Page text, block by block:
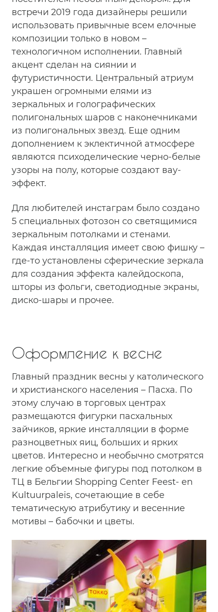
встречи 2019 года дизайнеры решили
использовать привычные всем елочные
композиции только в новом –
технологичном исполнении. Главный
акцент сделан на сиянии и
футуристичности. Центральный атриум
украшен огромными елями из
зеркальных и голографических
полигональных шаров с наконечниками
из полигональных звезд. Еще одним
дополнением к эклектичной атмосфере
являются психоделические черно-белые
узоры на полу, которые создают вау-
эффект.
Для любителей инстаграм было создано
5 специальных фотозон со светящимися
зеркальным потолками и стенами.
Каждая инсталляция имеет свою фишку –
где-то установлены сферические зеркала
для создания эффекта калейдоскопа,
шторы из фольги, светодиодные экраны,
диско-шары и прочее.
Оформление к весне
Главный праздник весны у католического
и христианского населения – Пасха. По
этому случаю в торговых центрах
размещаются фигурки пасхальных
зайчиков, яркие инсталляции в форме
разноцветных яиц, больших и ярких
цветов. Интересно и необычно смотрятся
легкие объемные фигуры под потолком в
ТЦ в Бельгии Shopping Center Feest- en
Kultuurpaleis, сочетающие в себе
тематическую атрибутику и весенние
мотивы – бабочки и цветы.